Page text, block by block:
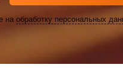
на обработку персональных